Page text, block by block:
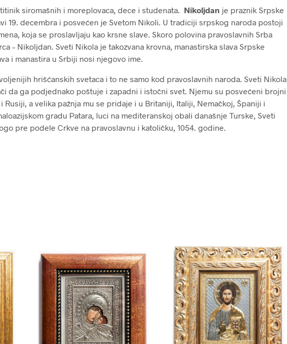
siromašnih i moreplovaca, dece i studenata. Nikoljdan je praznik Srpske
19. decembra i posvećen je Svetom Nikoli. U tradiciji srpskog naroda postoji
koja se proslavljaju kao krsne slave. Skoro polovina pravoslavnih Srba
– Nikoljdan. Sveti Nikola je takozvana krovna, manastirska slava Srpske
i manastira u Srbiji nosi njegovo ime.
hrišćanskih svetaca i to ne samo kod pravoslavnih naroda. Sveti Nikola
da ga podjednako poštuje i zapadni i istočni svet. Njemu su posvećeni brojni
Rusiji, a velika pažnja mu se pridaje i u Britaniji, Italiji, Nemačkoj, Španiji i
gradu Patara, luci na mediteranskoj obali današnje Turske, Sveti
pre podele Crkve na pravoslavnu i katoličku, 1054. godine.